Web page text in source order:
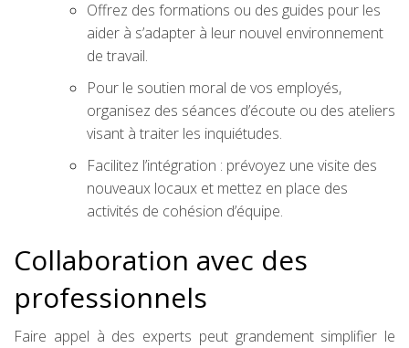
Offrez des formations ou des guides pour les
aider à s’adapter à leur nouvel environnement
de travail.
Pour le soutien moral de vos employés,
organisez des séances d’écoute ou des ateliers
visant à traiter les inquiétudes.
Facilitez l’intégration : prévoyez une visite des
nouveaux locaux et mettez en place des
activités de cohésion d’équipe.
Collaboration avec des
professionnels
Faire appel à des experts peut grandement simplifier le